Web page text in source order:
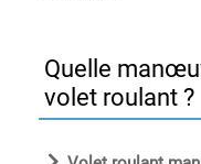
Quelle
volet roulant ?